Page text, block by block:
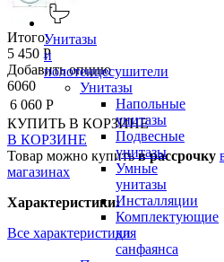
Унитазы
и
полотенцесушители
Унитазы
Напольные
унитазы
Подвесные
унитазы
Умные
унитазы
Инсталляции
Комплектующие
для
санфаянса
Итого:
5 450 Р
Добавить опцию
6060
6 060 Р
КУПИТЬ В КОРЗИНЕ
В КОРЗИНЕ
Товар можно купитьв рассрочку
магазинах
Характеристики:
Все характеристики